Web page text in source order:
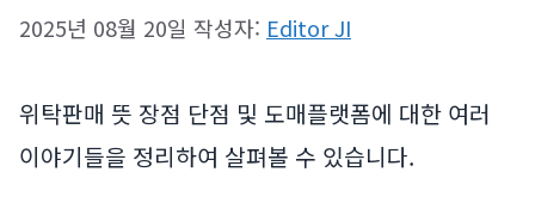
2025년 08월 20일 작성자: Editor JI
위탁판매 뜻 장점 단점 및 도매플랫폼에 대한 여러
이야기들을 정리하여 살펴볼 수 있습니다.